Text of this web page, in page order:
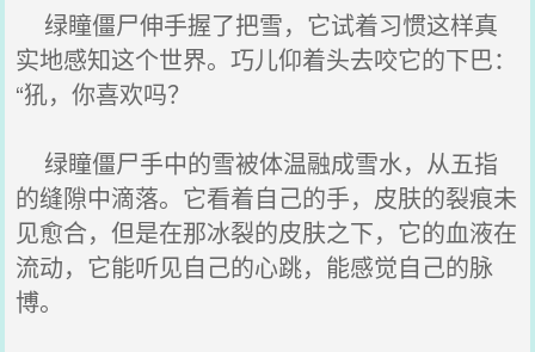
绿瞳僵尸伸手握了把雪，它试着习惯这样真
实地感知这个世界。巧儿仰着头去咬它的下巴：
“犼，你喜欢吗？
绿瞳僵尸手中的雪被体温融成雪水，从五指
的缝隙中滴落。它看着自己的手，皮肤的裂痕未
见愈合，但是在那冰裂的皮肤之下，它的血液在
流动，它能听见自己的心跳，能感觉自己的脉
博。